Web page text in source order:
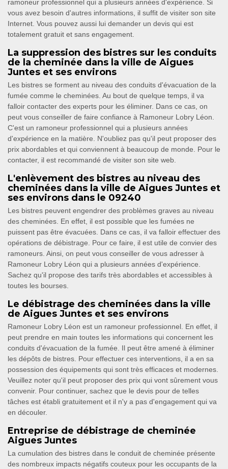
ramoneur professionnel qui a plusieurs années d'expérience. Si
vous avez besoin d'autres informations, il suffit de visiter son site
Internet. Vous pouvez aussi lui demander un devis qui est
totalement gratuit et sans engagement.
La suppression des bistres sur les conduits
de la cheminée dans la ville de Aigues
Juntes et ses environs
Les bistres se forment au niveau des conduits d'évacuation de la
fumée comme le cheminées. Au bout de quelque temps, il va
falloir contacter des experts pour les éliminer. Dans ce cas, on
peut vous conseiller de faire confiance à Ramoneur Lobry Léon.
C'est un ramoneur professionnel qui a plusieurs années
d'expérience en la matière. N'oubliez pas qu'il peut proposer des
prix abordables et qui conviennent à beaucoup de monde. Pour le
contacter, il est recommandé de visiter son site web.
L'enlèvement des bistres au niveau des
cheminées dans la ville de Aigues Juntes et
ses environs dans le 09240
Les bistres peuvent engendrer des problèmes graves au niveau
des cheminées. En effet, il est possible que les fumées ne
puissent pas être évacuées. Dans ce cas, il va falloir effectuer des
opérations de débistrage. Pour ce faire, il est utile de convier des
ramoneurs. Ainsi, on peut vous conseiller de vous adresser à
Ramoneur Lobry Léon qui a plusieurs années d'expérience.
Sachez qu'il propose des tarifs très abordables et accessibles à
toutes les bourses.
Le débistrage des cheminées dans la ville
de Aigues Juntes et ses environs
Ramoneur Lobry Léon est un ramoneur professionnel. En effet, il
peut prendre en main toutes les informations qui concernent les
conduits d'évacuation de la fumée. Il peut être amené à éliminer
les dépôts de bistres. Pour effectuer ces interventions, il a en sa
possession des équipements qui sont très efficaces et modernes.
Veuillez noter qu'il peut proposer des prix qui vont sûrement vous
convenir. Pour continuer, sachez que le devis pour de telles
tâches est établi gratuitement et il n'y a pas d'engagement qui va
en découler.
Entreprise de débistrage de cheminée
Aigues Juntes
La cumulation des bistres dans le conduit de cheminée présente
des nombreux impacts négatifs couteux pour les occupants de la